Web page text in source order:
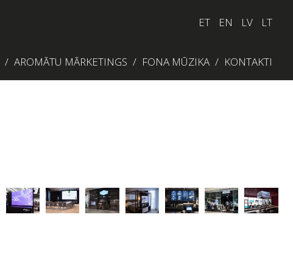
ET EN LV LT
AROMĀTU MĀRKETINGS FONA MŪZIKA KONTAKTI